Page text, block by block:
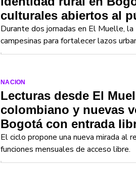
culturales abiertos al
Durante dos jornadas en El Muelle,
campesinas para fortalecer lazos
NACION
Lecturas desde El
colombiano y nuevas
Bogotá con entrada
El ciclo propone una nueva mirada al
funciones mensuales de acceso libre.